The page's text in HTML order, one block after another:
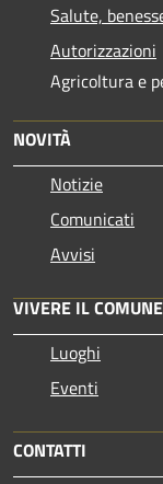
Salute,
Autorizzazioni
Agricoltura e
NOVITÀ
Notizie
Comunicati
Avvisi
VIVERE IL COMUNE
Luoghi
Eventi
CONTATTI